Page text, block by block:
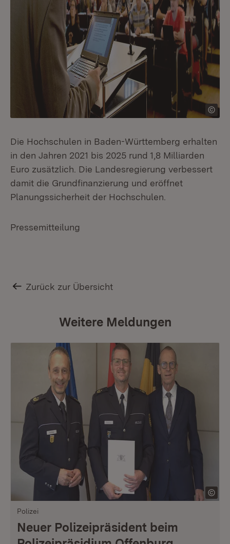
Die Hochschulen in Baden-Württemberg erhalten
in den Jahren 2021 bis 2025 rund 1,8 Milliarden
Euro zusätzlich. Die Landesregierung verbessert
damit die Grundfinanzierung und eröffnet
Planungssicherheit der Hochschulen.
Pressemitteilung
Zurück zur Übersicht
Weitere Meldungen
Polizei
Neuer Polizeipräsident beim